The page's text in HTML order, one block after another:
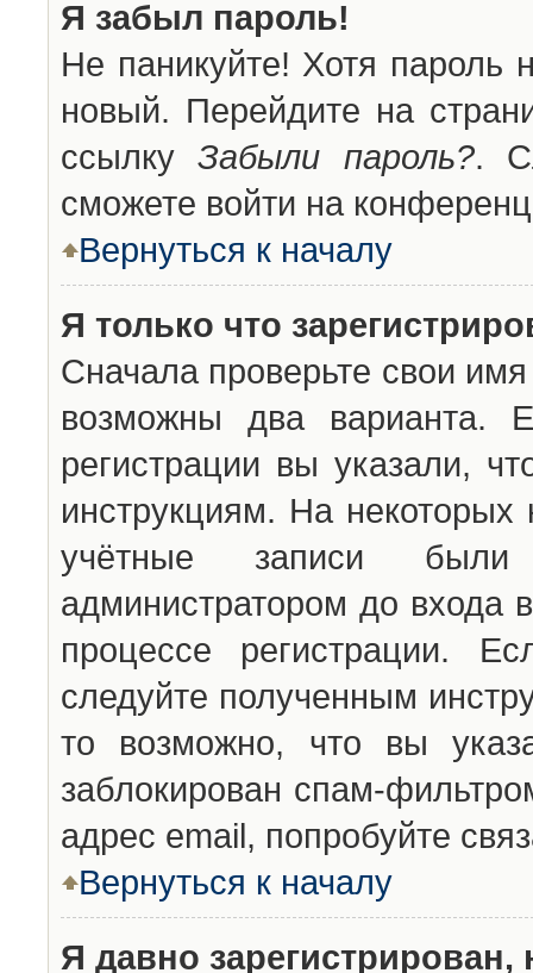
Я забыл пароль!
Не паникуйте! Хотя пароль
новый. Перейдите на
ссылкуЗабыли пароль?.
сможете войти на
Вернуться к началу
Я только что
Сначала проверьте свои
возможны два варианта.
регистрации вы указали,
инструкциям. На
учётные записи были
администратором до входа
процессе регистрации.
следуйте полученным
то возможно, что вы
заблокирован спам-
адрес email, попробуйте
Вернуться к началу
Я давно